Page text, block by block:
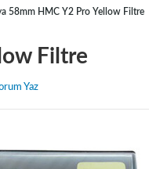
58mm HMC Y2 Pro Yellow Filtre
Filtre
Yaz